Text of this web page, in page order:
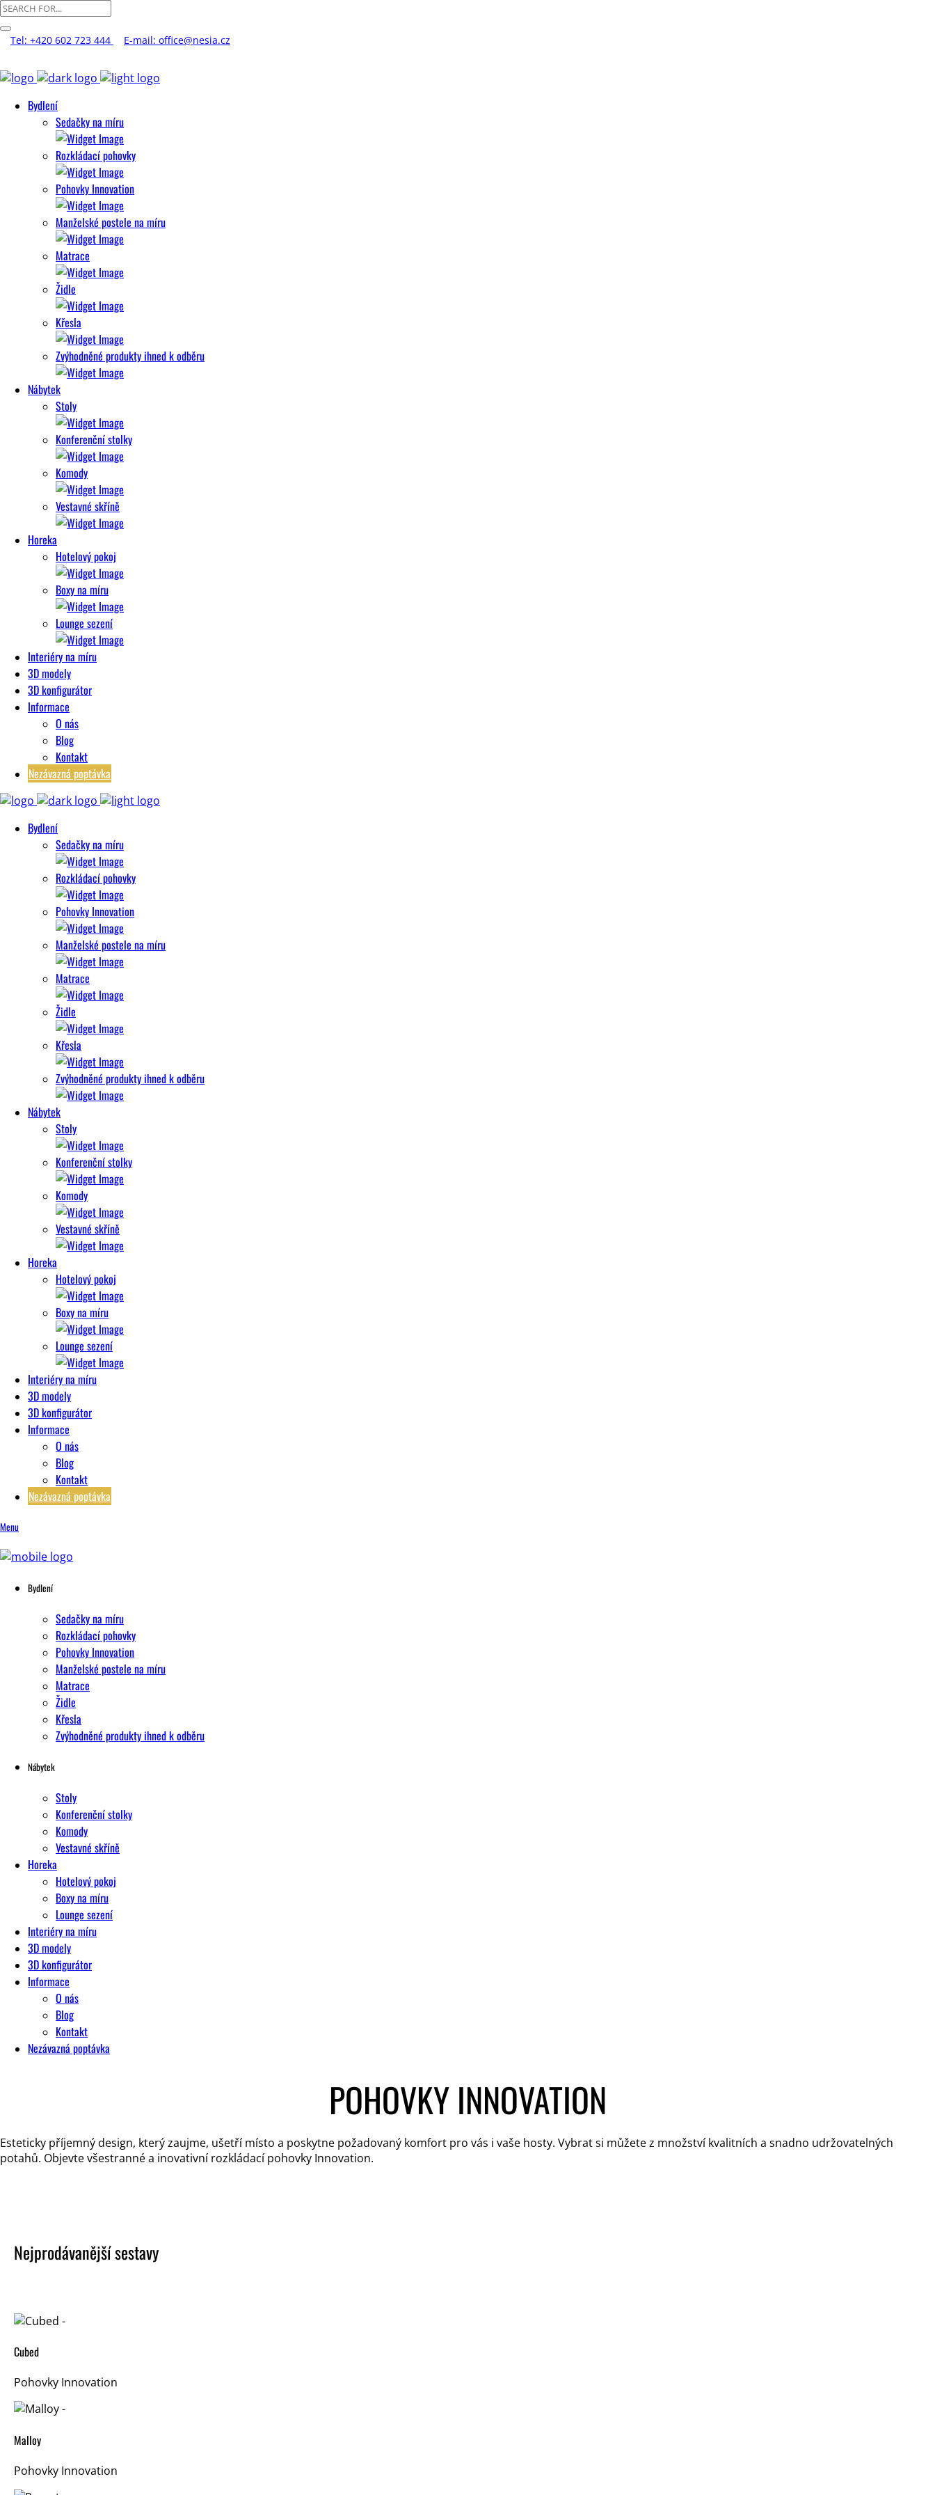
Tel: +420 602 723 444 E-mail: office@nesia.cz
Bydlení
Sedačky na míru
Rozkládací pohovky
Pohovky Innovation
Manželské postele na míru
Matrace
Židle
Křesla
Zvýhodněné produkty ihned k odběru
Nábytek
Stoly
Konferenční stolky
Komody
Vestavné skříně
Horeka
Hotelový pokoj
Boxy na míru
Lounge sezení
Interiéry na míru
3D modely
3D konfigurátor
Informace
O nás
Blog
Kontakt
Nezávazná poptávka
Bydlení
Sedačky na míru
Rozkládací pohovky
Pohovky Innovation
Manželské postele na míru
Matrace
Židle
Křesla
Zvýhodněné produkty ihned k odběru
Nábytek
Stoly
Konferenční stolky
Komody
Vestavné skříně
Horeka
Hotelový pokoj
Boxy na míru
Lounge sezení
Interiéry na míru
3D modely
3D konfigurátor
Informace
O nás
Blog
Kontakt
Nezávazná poptávka
Menu
Bydlení
Sedačky na míru
Rozkládací pohovky
Pohovky Innovation
Manželské postele na míru
Matrace
Židle
Křesla
Zvýhodněné produkty ihned k odběru
Nábytek
Stoly
Konferenční stolky
Komody
Vestavné skříně
Horeka
Hotelový pokoj
Boxy na míru
Lounge sezení
Interiéry na míru
3D modely
3D konfigurátor
Informace
O nás
Blog
Kontakt
Nezávazná poptávka
POHOVKY INNOVATION
Esteticky příjemný design, který zaujme, ušetří místo a poskytne požadovaný komfort pro vás i vaše hosty. Vybrat si můžete z množství kvalitních a snadno udržovatelných
potahů. Objevte všestranné a inovativní rozkládací pohovky Innovation.
Nejprodávanější sestavy
Cubed
Pohovky Innovation
Malloy
Pohovky Innovation